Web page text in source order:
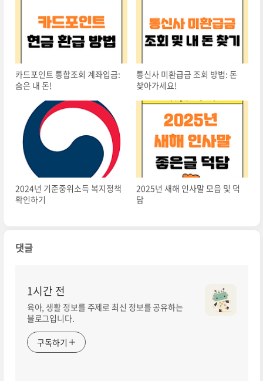
카드포인트 통합조회 계좌입금:
숨은 내 돈!
통신사 미환급금 조회 방법: 돈
찾아가세요!
2024년 기준중위소득 복지정책
확인하기
2025년 새해 인사말 모음 및 덕
담
댓글
1시간 전
육아, 생활 정보를 주제로 최신 정보를 공유하는
블로그입니다.
구독하기